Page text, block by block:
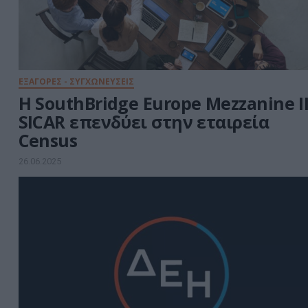
ΕΞΑΓΟΡΕΣ - ΣΥΓΧΩΝΕΥΣΕΙΣ
Η SouthBridge Europe Mezzanine II
SICAR επενδύει στην εταιρεία
Census
26.06.2025